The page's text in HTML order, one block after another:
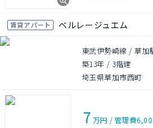
賃貸アパート ベルレージュエム
東武伊勢崎線 / 草加
築13年 / 3階建
埼玉県草加市西町
7 万円 /管理費